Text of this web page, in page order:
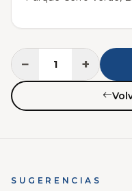
− +
SUGERENCIAS